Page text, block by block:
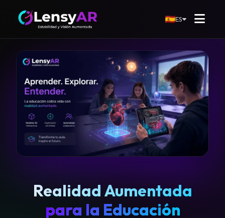
ES
Realidad Aumentada
para la Educación